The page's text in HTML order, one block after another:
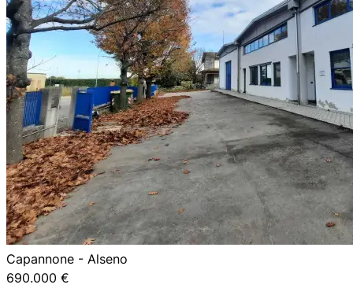
Capannone - Alseno
690.000 €